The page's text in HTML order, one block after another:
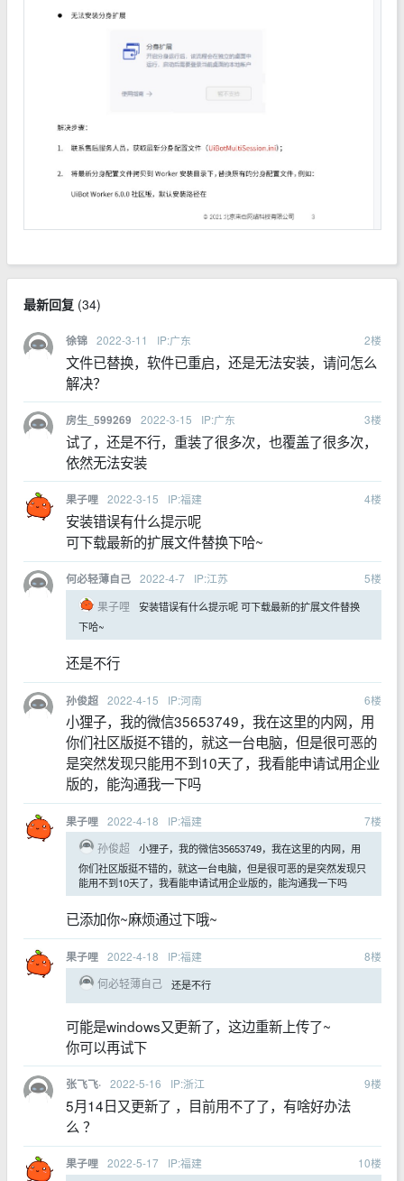
最新回复(34)
徐锦 2022-3-11 IP:广东 2楼
文件已替换，软件已重启，还是无法安装，请问怎么
解决？
房生_599269 2022-3-15 IP:广东 3楼
试了，还是不行，重装了很多次，也覆盖了很多次，
依然无法安装
果子哩 2022-3-15 IP:福建 4楼
安装错误有什么提示呢
可下载最新的扩展文件替换下哈~
何必轻薄自己 2022-4-7 IP:江苏 5楼
果子哩
安装错误有什么提示呢 可下载最新的扩展文件替换
下哈~
还是不行
孙俊超 2022-4-15 IP:河南 6楼
小狸子，我的微信35653749，我在这里的内网，用
你们社区版挺不错的，就这一台电脑，但是很可恶的
是突然发现只能用不到10天了，我看能申请试用企业
版的，能沟通我一下吗
果子哩 2022-4-18 IP:福建 7楼
孙俊超
小狸子，我的微信35653749，我在这里的内网，用
你们社区版挺不错的，就这一台电脑，但是很可恶的是突然发现只
能用不到10天了，我看能申请试用企业版的，能沟通我一下吗
已添加你~麻烦通过下哦~
果子哩 2022-4-18 IP:福建 8楼
何必轻薄自己
还是不行
可能是windows又更新了，这边重新上传了~
你可以再试下
张飞飞· 2022-5-16 IP:浙江 9楼
5月14日又更新了 ，目前用不了了，有啥好办法
么 ？
果子哩 2022-5-17 IP:福建 10楼